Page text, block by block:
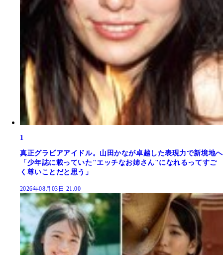
1
真正グラビアアイドル。山田かなが卓越した表現力で新境地へ
「少年誌に載っていた"エッチなお姉さん"になれるってすご
く尊いことだと思う」
2026年08月03日 21:00